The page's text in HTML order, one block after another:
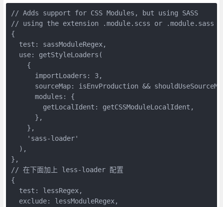
// Adds support for CSS Modules, but using SASS
// using the extension .module.scss or .module.sass
{
  test: sassModuleRegex,
  use: getStyleLoaders(
    {
      importLoaders: 3,
sourceMap: isEnvProduction &&
      modules: {
        getLocalIdent: getCSSModuleLocalIdent,
      },
    },
    'sass-loader'
  ),
},
// 在下面加上 less-loader 配置
{
  test: lessRegex,
  exclude: lessModuleRegex,